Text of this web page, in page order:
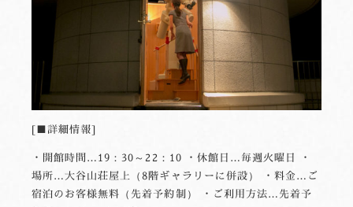
■詳細情報
・開館時間…19：30～22：10 ・休館日…毎週火曜日 ・
場所…大谷山荘屋上（8階ギャラリーに併設） ・料金…ご
宿泊のお客様無料（先着予約制） ・ご利用方法…先着予